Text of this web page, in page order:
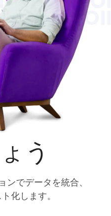
う
ンでデータを統合、
化します。